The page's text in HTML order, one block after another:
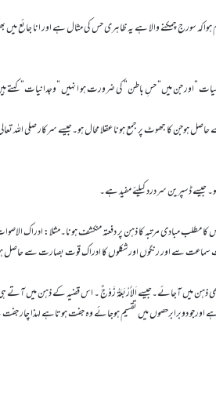
سورج چمکنے والا ہے یہ ظاہری حس کی مثال ہے اور انا جائع میں
”اور جن میں” حسِ باطن” کی ضرورت ہو ا نہیں ”وجدانیات” کہتے
ہوجن کا جھوٹ پر جمع ہونا عقلا محال ہو۔جیسے سرکار صلی اللہ
جیسے ڈسپرین سردرد کیلئے مفید ہے۔
کا مطلب مبادی مرتبہ کا ذہن پر دفعتہ منکشف ہونا۔مثلا: ادراک
قوت سماعت سے اور رنگوں اور شکلوں کا ادراک قوت بصارت سے
بھی ذہن میں آجائے۔جیسے اَلأَرْبَعَۃُ زَوْجٌ ۔ اس قضیہ کے ذہن میں آتے ہی
اورجو دوبرابرحصوں میں تقسیم ہوجائے وہ جفت ہوتاہے لہذا چار